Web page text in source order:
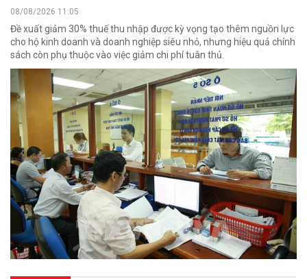
08/08/2026 11:05
Đề xuất giảm 30% thuế thu nhập được kỳ vọng tạo thêm nguồn lực
cho hộ kinh doanh và doanh nghiệp siêu nhỏ, nhưng hiệu quả chính
sách còn phụ thuộc vào việc giảm chi phí tuân thủ.